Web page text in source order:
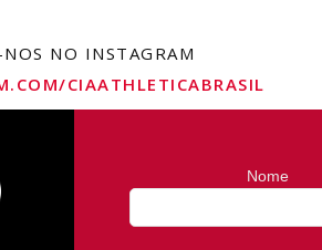
NO INSTAGRAM
CIAATHLETICABRASIL
Nome